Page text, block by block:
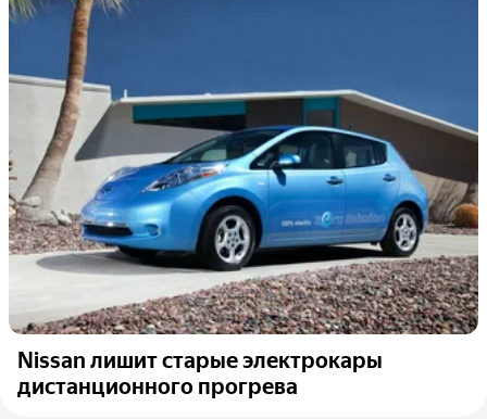
Nissan лишит старые электрокары
дистанционного прогрева